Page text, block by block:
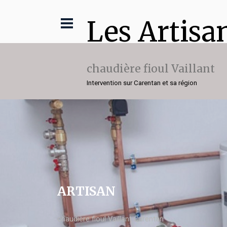
Les
chaudière fioul Vaillant
Intervention sur Carentan et sa région
ARTISAN
chaudière fioul Vaillant Carentan